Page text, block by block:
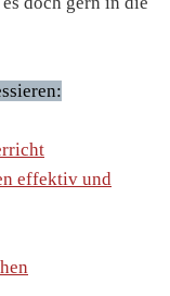
effektiv und